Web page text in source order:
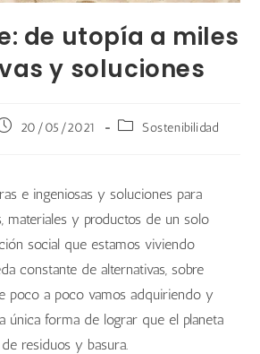
de utopía a miles
y soluciones
20/05/2021 Sostenibilidad
e ingeniosas y soluciones para
materiales y productos de un solo
social que estamos viviendo
constante de alternativas, sobre
poco a poco vamos adquiriendo y
única forma de lograr que el planeta
residuos y basura.